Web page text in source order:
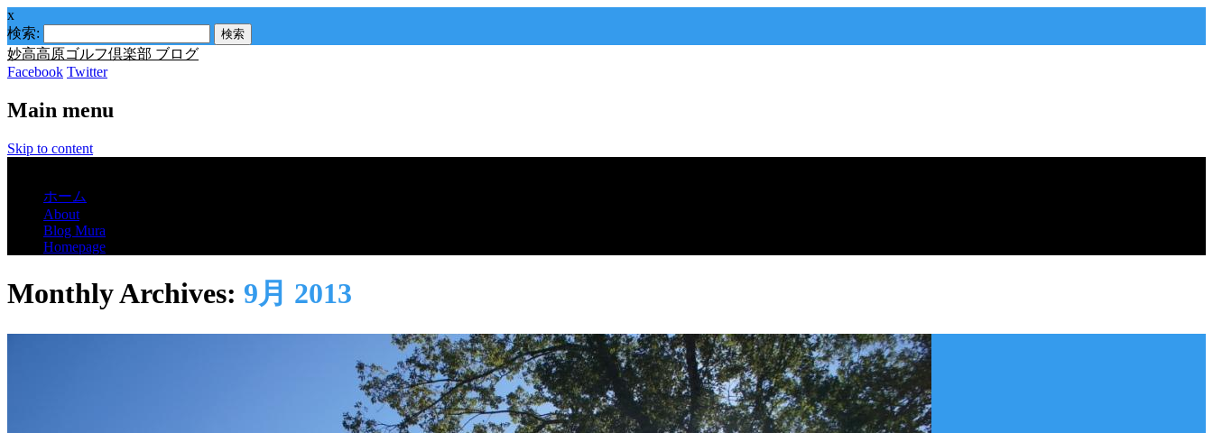
x
検索:
妙高高原ゴルフ倶楽部 ブログ
Facebook Twitter
Main menu
Skip to content
ホーム
About
Blog Mura
Homepage
Monthly Archives: 9月 2013